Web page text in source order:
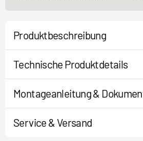
Produktbeschreibung
Technische Produktdetails
Montageanleitung &
Service & Versand